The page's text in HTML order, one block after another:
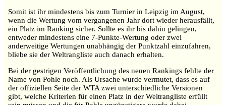
Somit ist ihr mindestens bis zum Turnier in Leipzig im August,
wenn die Wertung vom vergangenen Jahr dort wieder herausfällt,
ein Platz im Ranking sicher. Sollte es ihr bis dahin gelingen,
entweder mindestens eine 7-Punkte-Wertung oder zwei
anderweitige Wertungen unabhängig der Punktzahl einzufahren,
bliebe sie der Weltrangliste auch danach erhalten.
Bei der gestrigen Veröffentlichung des neuen Rankings fehlte der
Name von Pohle noch. Als Ursache wurde vermutet, dass es auf
der offiziellen Seite der WTA zwei unterschiedliche Versionen
gibt, welche Kriterien für einen Platz in der Weltrangliste erfüllt